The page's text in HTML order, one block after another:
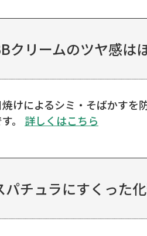
クリームのツヤ感は
焼けによるシミ・そばかすを
。 詳しくはこちら
パチュラにすくった